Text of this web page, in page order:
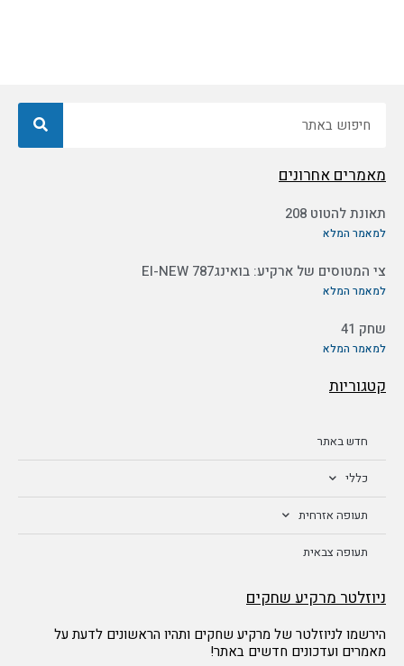
מאמרים אחרונים
תאונת להטוט 208
למאמר המלא
צי המטוסים של ארקיע: בואינג787 EI-NEW
למאמר המלא
שחק 41
למאמר המלא
קטגוריות
חדש באתר
כללי
תעופה אזרחית
תעופה צבאית
ניוזלטר מרקיע שחקים
הירשמו לניוזלטר של מרקיע שחקים ותהיו הראשונים לדעת על
מאמרים ועדכונים חדשים באתר!